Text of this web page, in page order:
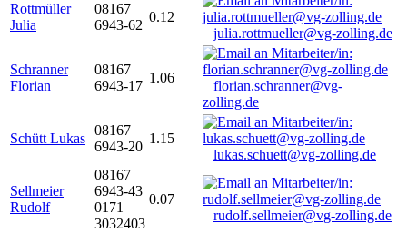
Rottmüller
Julia
08167
6943-62
0.12
julia.rottmueller@vg-zolling.de
Schranner
Florian
08167
6943-17
1.06
florian.schranner@vg-
zolling.de
Schütt Lukas
08167
6943-20
1.15
lukas.schuett@vg-zolling.de
Sellmeier
Rudolf
08167
6943-43
0171
3032403
0.07
rudolf.sellmeier@vg-zolling.de